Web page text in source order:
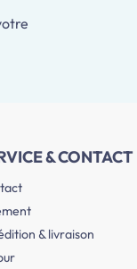
& CONTACT
& livraison